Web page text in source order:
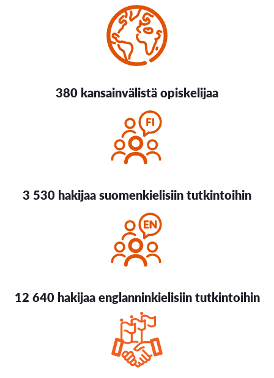
380 kansainvälistä opiskelijaa
3 530 hakijaa suomenkielisiin tutkintoihin
12 640 hakijaa englanninkielisiin tutkintoihin